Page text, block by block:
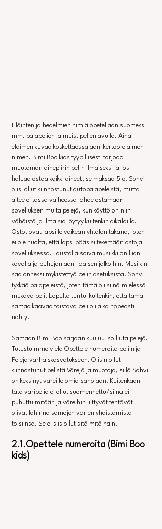
Eläinten ja hedelmien nimiä opetellaan suomeksi
mm. palapelien ja muistipelien avulla. Aina
eläimen kuvaa koskettaessa ääni kertoo eläimen
nimen. Bimi Boo kids tyypillisesti tarjoaa
muutaman aihepiirin pelin ilmaiseksi ja jos
haluaa ostaa kaikki aiheet, se maksaa 5 e. Sohvi
olisi ollut kiinnostunut autopalapeleistä, mutta
äitee ei tässä vaiheessa lähde ostamaan
sovelluksen muita pelejä, kun käyttö on niin
vähäistä ja ilmaisia löytyy kuitenkin aikalailla.
Ostot ovat lapsille vaikean yhtälön takana, joten
ei ole huolta, että lapsi pääsisi tekemään ostoja
sovelluksessa. Taustalla soiva musiikki on liian
kovalla ja puhujan ääni jää sen jalkoihin. Musiikin
saa onneksi mykistettyä pelin asetuksista. Sohvi
tykkää palapeleistä, joten tämä oli siinä mielessä
mukava peli. Lopulta tuntui kuitenkin, että tämä
samaa kaavaa toistava peli oli aika nopeasti
nähty.
Samaan Bimi Boo sarjaan kuuluu iso liuta pelejä.
Tutustuimme vielä Opettele numeroita peliin ja
Pelejä varhaiskasvatukseen. Olisin ollut
kiinnostunut pelistä Värejä ja muotoja, sillä Sohvi
on keksinyt väreille omia sanojaan. Kuitenkaan
tätä väripeliä ei ollut suomennettu/siinä ei
puhuttu mitään ja väreihin liittyvät tehtävät
olivat lähinnä samojen värien yhdistämistä
toisiinsa. Se ei siis ollut sitä mitä hain.
2.1.Opettele numeroita (Bimi Boo
kids)